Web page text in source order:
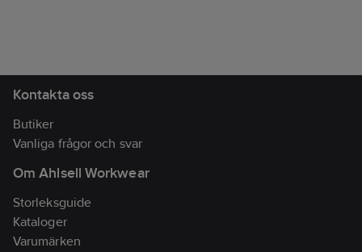
Kontakta oss
Butiker
Vanliga frågor och svar
Om Ahlsell Workwear
Storleksguide
Kataloger
Varumärken